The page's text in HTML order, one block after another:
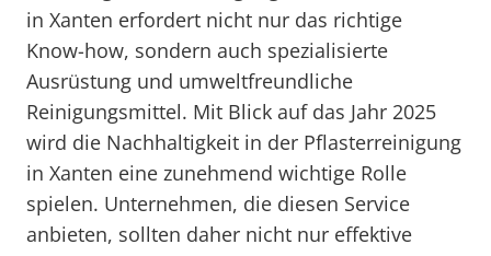
in Xanten erfordert nicht nur das richtige
Know-how, sondern auch spezialisierte
Ausrüstung und umweltfreundliche
Reinigungsmittel. Mit Blick auf das Jahr 2025
wird die Nachhaltigkeit in der Pflasterreinigung
in Xanten eine zunehmend wichtige Rolle
spielen. Unternehmen, die diesen Service
anbieten, sollten daher nicht nur effektive